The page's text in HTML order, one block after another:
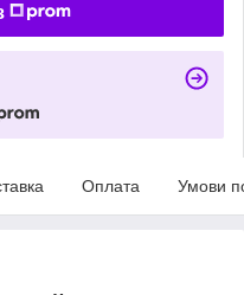
Оплата Умови